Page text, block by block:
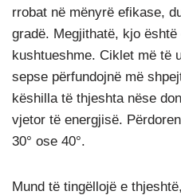
rrobat në mënyrë efikase,
gradë. Megjithatë, kjo
kushtueshme. Ciklet më të
sepse përfundojnë më
këshilla të thjeshta nëse
vjetor të energjisë.
30° ose 40°.
Mund të tingëllojë e